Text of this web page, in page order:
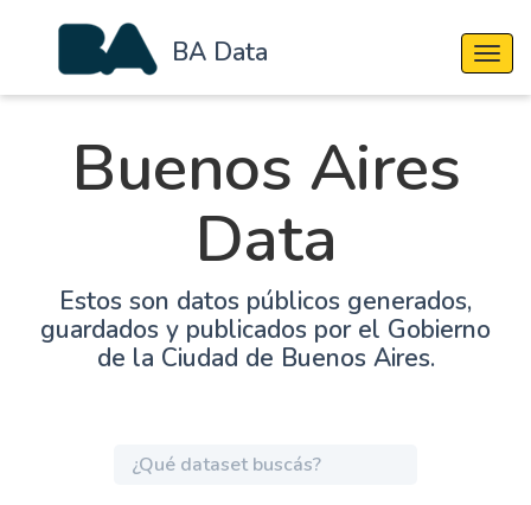
BA Data
Buenos Aires
Data
Estos son datos públicos generados,
guardados y publicados por el Gobierno
de la Ciudad de Buenos Aires.